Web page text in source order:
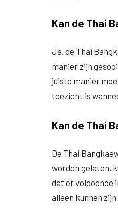
Kan de Thai
Ja, de Thai
manier zijn
juiste manier
toezicht is
Kan de Thai
De Thai
worden gelaten,
dat er voldoende
alleen kunnen